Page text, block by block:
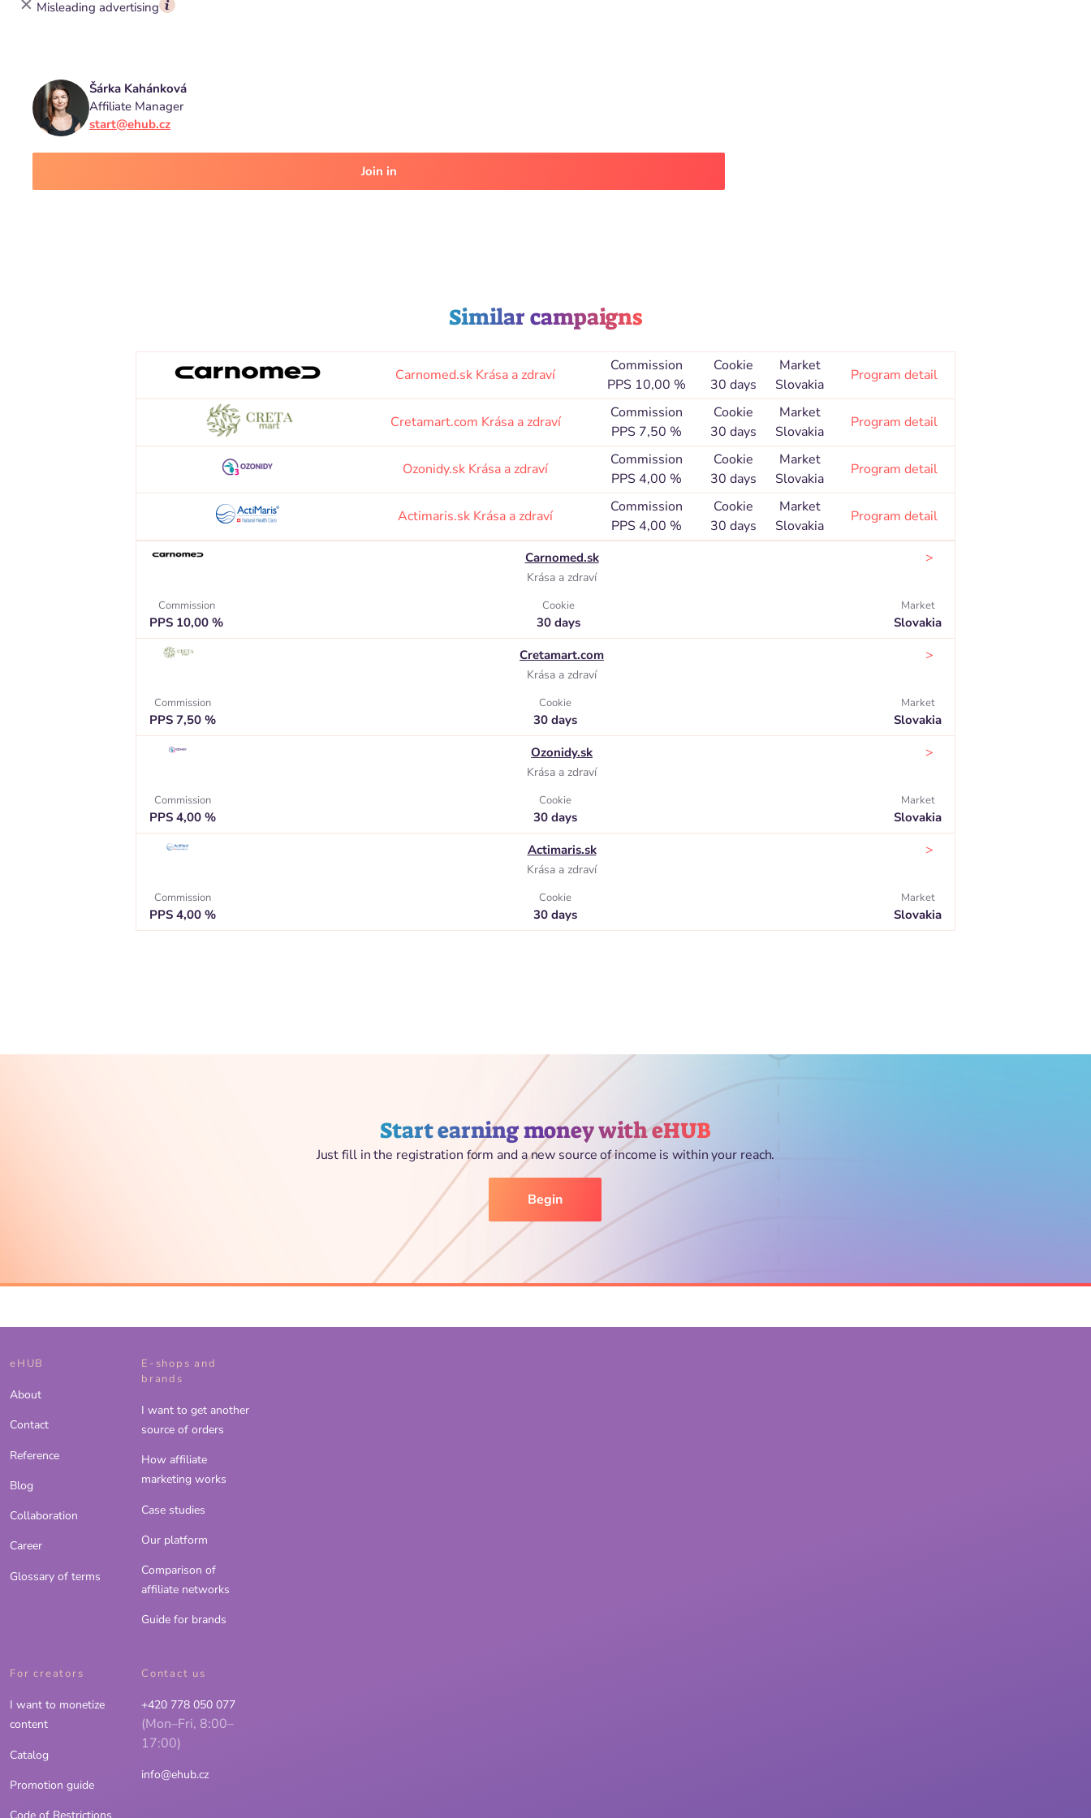
Misleading advertising
Šárka Kahánková
Affiliate Manager
start@ehub.cz
Join in
Similar campaigns
Carnomed.sk Krása a zdraví
Commission
PPS 10,00 %
Cookie
30 days
Market
Slovakia
Program detail
Cretamart.com Krása a zdraví
Commission
PPS 7,50 %
Cookie
30 days
Market
Slovakia
Program detail
Ozonidy.sk Krása a zdraví
Commission
PPS 4,00 %
Cookie
30 days
Market
Slovakia
Program detail
Actimaris.sk Krása a zdraví
Commission
PPS 4,00 %
Cookie
30 days
Market
Slovakia
Program detail
Carnomed.sk
Krása a zdraví
>
Commission
PPS 10,00 %
Cookie
30 days
Market
Slovakia
Cretamart.com
Krása a zdraví
>
Commission
PPS 7,50 %
Cookie
30 days
Market
Slovakia
Ozonidy.sk
Krása a zdraví
>
Commission
PPS 4,00 %
Cookie
30 days
Market
Slovakia
Actimaris.sk
Krása a zdraví
>
Commission
PPS 4,00 %
Cookie
30 days
Market
Slovakia
Start earning money with eHUB
Just fill in the registration form and a new source of income is within your reach.
Begin
eHUB
About
Contact
Reference
Blog
Collaboration
Career
Glossary of terms
E-shops and
brands
I want to get another
source of orders
How affiliate
marketing works
Case studies
Our platform
Comparison of
affiliate networks
Guide for brands
For creators
I want to monetize
content
Catalog
Promotion guide
Contact us
+420 778 050 077
(Mon–Fri, 8:00–
17:00)
info@ehub.cz